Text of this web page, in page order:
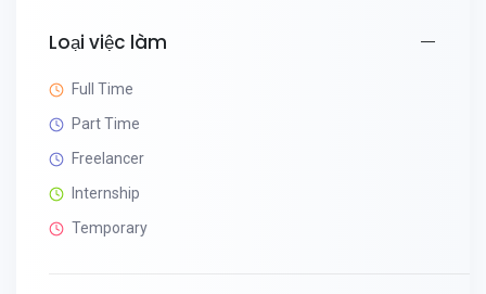
Loại việc làm
Full Time
Part Time
Freelancer
Internship
Temporary